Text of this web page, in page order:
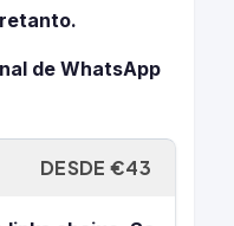
de WhatsApp
DESDE €43